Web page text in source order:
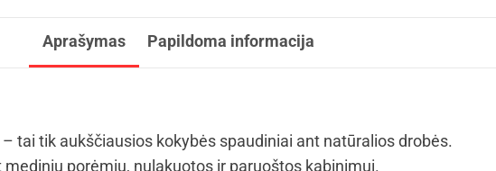
Aprašymas Papildoma informacija
tai tik aukščiausios kokybės spaudiniai ant natūralios drobės.
porėmių, nulakuotos ir paruoštos kabinimui.